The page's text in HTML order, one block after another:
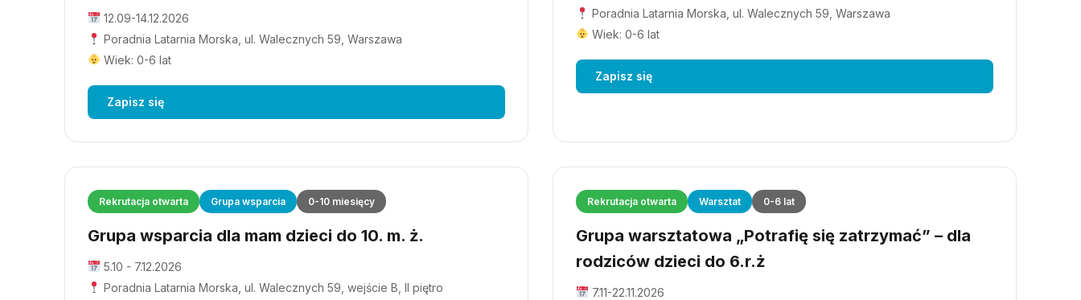
12.09-14.12.2026
Poradnia Latarnia Morska, ul. Walecznych 59, Warszawa
Wiek: 0-6 lat
Zapisz się
Poradnia Latarnia Morska, ul. Walecznych 59, Warszawa
Wiek: 0-6 lat
Zapisz się
Rekrutacja otwarta Grupa wsparcia 0-10 miesięcy
Grupa wsparcia dla mam dzieci do 10. m. ż.
5.10 - 7.12.2026
Poradnia Latarnia Morska, ul. Walecznych 59, wejście B, II piętro
Rekrutacja otwarta Warsztat 0-6 lat
Grupa warsztatowa „Potrafię się zatrzymać” – dla
rodziców dzieci do 6.r.ż
7.11-22.11.2026